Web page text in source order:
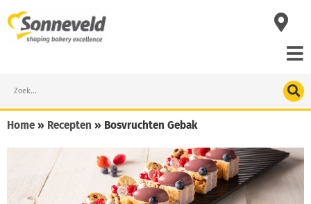
to
content
Search
Home » Recepten » Bosvruchten Gebak